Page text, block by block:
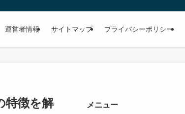
運営者情報 サイトマップ プライバシーポリシー
特徴を解
メニュー